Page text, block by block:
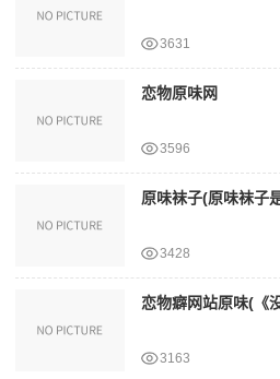
3631
恋物原味网
3596
原味袜子(原味袜子
3428
恋物癖网站原味(《
3163